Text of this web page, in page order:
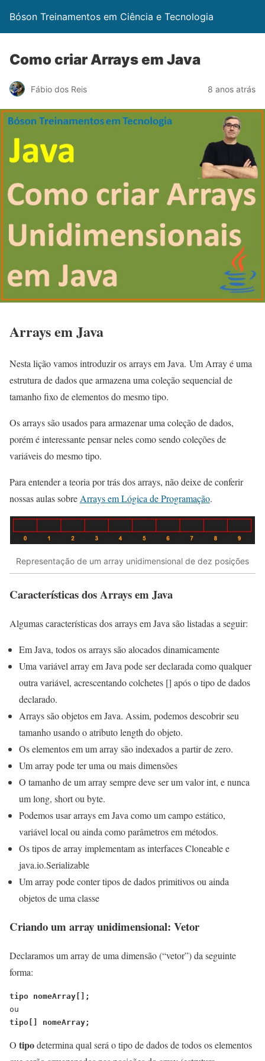
Bóson Treinamentos em Ciência e Tecnologia
Como criar Arrays em Java
Fábio dos Reis 8 anos atrás
Arrays em Java
Nesta lição vamos introduzir os arrays em Java. Um Array é uma
estrutura de dados que armazena uma coleção sequencial de
tamanho fixo de elementos do mesmo tipo.
Os arrays são usados para armazenar uma coleção de dados,
porém é interessante pensar neles como sendo coleções de
variáveis do mesmo tipo.
Para entender a teoria por trás dos arrays, não deixe de conferir
nossas aulas sobreArrays em Lógica de Programação.
Representação de um array unidimensional de dez posições
Características dos Arrays em Java
Algumas características dos arrays em Java são listadas a seguir:
Em Java, todos os arrays são alocados dinamicamente
Uma variável array em Java pode ser declarada como qualquer
outra variável, acrescentando colchetes [] após o tipo de dados
declarado.
Arrays são objetos em Java. Assim, podemos descobrir seu
tamanho usando o atributo length do objeto.
Os elementos em um array são indexados a partir de zero.
Um array pode ter uma ou mais dimensões
O tamanho de um array sempre deve ser um valor int, e nunca
um long, short ou byte.
Podemos usar arrays em Java como um campo estático,
variável local ou ainda como parâmetros em métodos.
Os tipos de array implementam as interfaces Cloneable e
java.io.Serializable
Um array pode conter tipos de dados primitivos ou ainda
objetos de uma classe
Criando um array unidimensional: Vetor
Declaramos um array de uma dimensão (“vetor”) da seguinte
forma:
tipo nomeArray[];
tipo[] nomeArray;
O tipodetermina qual será o tipo de dados de todos os elementos